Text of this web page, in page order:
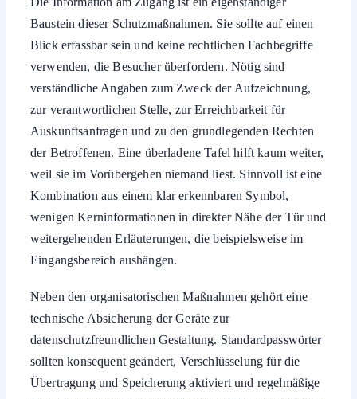
Baustein dieser Schutzmaßnahmen. Sie sollte auf einen
Blick erfassbar sein und keine rechtlichen Fachbegriffe
verwenden, die Besucher überfordern. Nötig sind
verständliche Angaben zum Zweck der Aufzeichnung,
zur verantwortlichen Stelle, zur Erreichbarkeit für
Auskunftsanfragen und zu den grundlegenden Rechten
der Betroffenen. Eine überladene Tafel hilft kaum weiter,
weil sie im Vorübergehen niemand liest. Sinnvoll ist eine
Kombination aus einem klar erkennbaren Symbol,
wenigen Kerninformationen in direkter Nähe der Tür und
weitergehenden Erläuterungen, die beispielsweise im
Eingangsbereich aushängen.
technische Absicherung der Geräte zur
datenschutzfreundlichen Gestaltung. Standardpasswörter
sollten konsequent geändert, Verschlüsselung für die
Übertragung und Speicherung aktiviert und regelmäßige
Sicherheitsupdates eingespielt werden. Ein ungesichertes